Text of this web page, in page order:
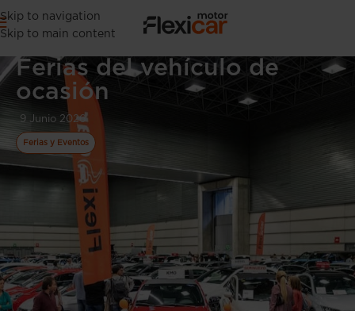
Skip to navigation
Skip to main content
Ferias del vehículo de
ocasión
9 Junio 2026
Ferias y Eventos